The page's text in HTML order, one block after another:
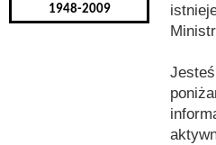
1948-2009